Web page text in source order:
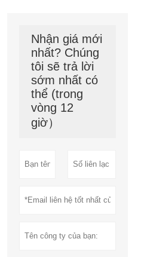
Nhận giá mới
nhất? Chúng
tôi sẽ trả lời
sớm nhất có
thể (trong
vòng 12
giờ）